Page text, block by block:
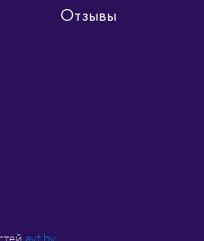
Отзывы